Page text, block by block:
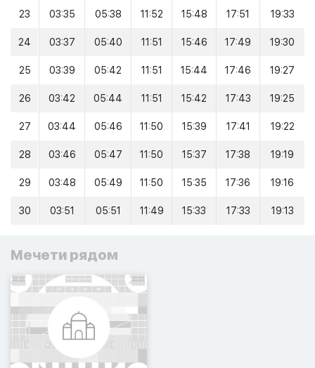
23 03:35 05:38 11:52 15:48 17:51 19:33
24 03:37 05:40 11:51 15:46 17:49 19:30
25 03:39 05:42 11:51 15:44 17:46 19:27
26 03:42 05:44 11:51 15:42 17:43 19:25
27 03:44 05:46 11:50 15:39 17:41 19:22
28 03:46 05:47 11:50 15:37 17:38 19:19
29 03:48 05:49 11:50 15:35 17:36 19:16
30 03:51 05:51 11:49 15:33 17:33 19:13
Мечети рядом